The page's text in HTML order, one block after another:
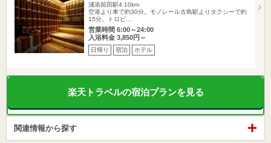
浦添前田駅4.10km
空港より車で約30分。モノレール古島駅よりタクシーで約
15分。トロピ…
営業時間 6:00～24:00
入浴料金 3,850円～
日帰り 宿泊 ホテル
楽天トラベルの宿泊プランを見る
関連情報から探す